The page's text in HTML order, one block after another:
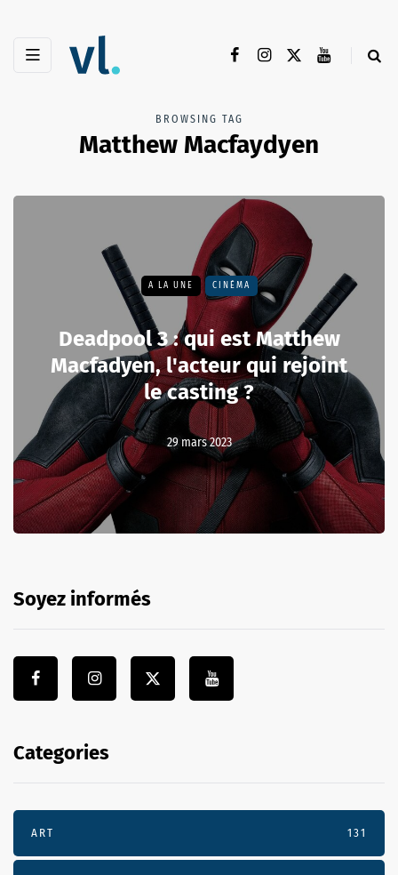
BROWSING TAG
Matthew Macfaydyen
A LA UNE CINÉMA
Deadpool 3 : qui est Matthew
Macfadyen, l'acteur qui rejoint
le casting ?
29 mars 2023
Soyez informés
Categories
ART 131